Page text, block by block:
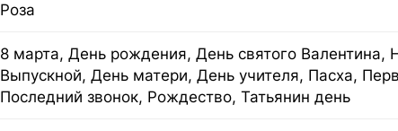
Роза
8 марта, День рождения, День святого Валентина,
Выпускной, День матери, День учителя, Пасха,
Последний звонок, Рождество, Татьянин день